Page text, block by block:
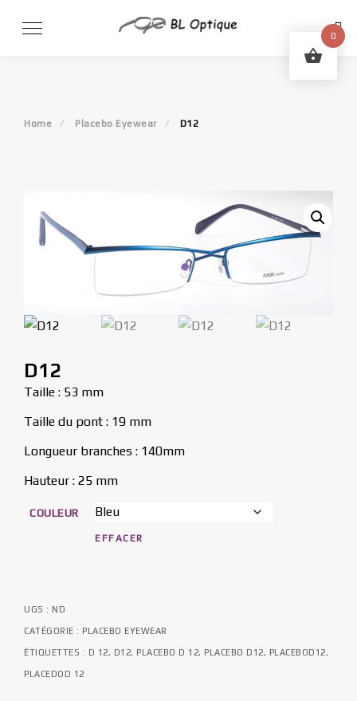
Home Placebo Eyewear D12
D12
Taille : 53 mm
Taille du pont : 19 mm
Longueur branches : 140mm
Hauteur : 25 mm
COULEUR
EFFACER
UGS : ND
CATÉGORIE : PLACEBO EYEWEAR
ÉTIQUETTES : D 12, D12, PLACEBO D 12, PLACEBO D12, PLACEBOD12,
PLACEDOD 12
0